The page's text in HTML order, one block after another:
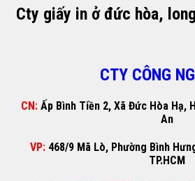
Cty giấy in ở đức hòa,
CTY CÔNG
CN:Ấp Bình Tiền 2, Xã Đức Hòa Hạ,
An
VP:468/9 Mã Lò, Phường Bình
TP.HCM